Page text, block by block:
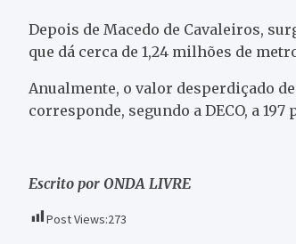
Depois de Macedo de Cavaleiros,
que dá cerca de 1,24 milhões de
Anualmente, o valor desperdiçado
corresponde, segundo a DECO, a
Escrito por ONDA LIVRE
Post Views:273